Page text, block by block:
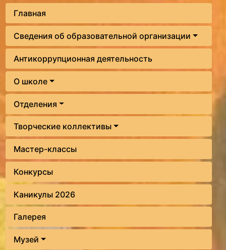
Главная
Сведения об образовательной организации
Антикоррупционная деятельность
О школе
Отделения
Творческие коллективы
Мастер-классы
Конкурсы
Каникулы 2026
Галерея
Музей